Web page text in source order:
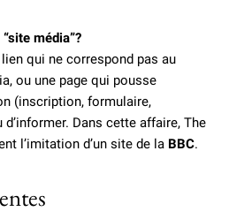
média”?
qui ne correspond pas au
ou une page qui pousse
(inscription, formulaire,
Dans cette affaire, The
l’imitation d’un site de la BBC.